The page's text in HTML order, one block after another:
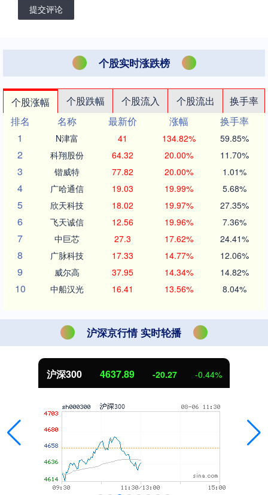
提交评论
个股实时涨跌榜
个股涨幅 个股跌幅 个股流入 个股流出
换手率
排名
名称 最新价 涨幅
换手率
1
N津富 41 134.82% 59.85%
2 科翔股份 64.32 20.00% 11.70%
3 锴威特 77.82 20.00% 1.01%
4 广哈通信 19.03 19.99% 5.68%
5 欣天科技 18.02 19.97% 27.35%
6 飞天诚信 12.56 19.96% 7.36%
7 中巨芯 27.3 17.62% 24.41%
8 广脉科技 17.33 14.77% 12.06%
9 威尔高 37.95 14.34% 14.82%
10 中船汉光 16.41 13.56% 8.04%
沪深京行情 实时轮播
-20.27 -0.44%